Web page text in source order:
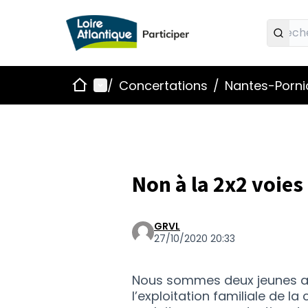
AccueilMenu principal
/ Concertations / Nantes-
Non à la 2x2
GRVL
27/10/2020 20:33
Nous sommes deux jeunes
l’exploitation familiale de la